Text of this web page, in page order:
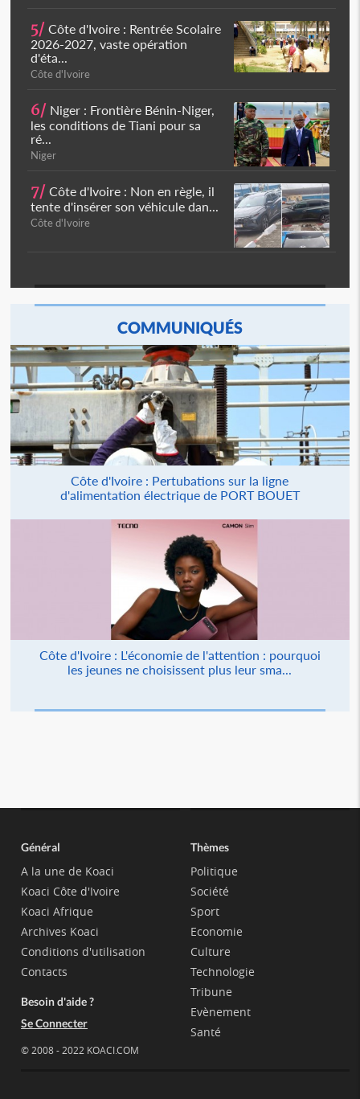
5/ Côte d'Ivoire : Rentrée Scolaire
2026-2027, vaste opération
d'éta...
Côte d'Ivoire
6/ Niger : Frontière Bénin-Niger,
les conditions de Tiani pour sa
ré...
Niger
7/ Côte d'Ivoire : Non en règle, il
tente d'insérer son véhicule dan...
Côte d'Ivoire
COMMUNIQUÉS
Côte d'Ivoire : Pertubations sur la ligne
d'alimentation électrique de PORT BOUET
Côte d'Ivoire : L'économie de l'attention : pourquoi
les jeunes ne choisissent plus leur sma...
Général
A la une de Koaci
Koaci Côte d'Ivoire
Koaci Afrique
Archives Koaci
Conditions d'utilisation
Contacts
Besoin d'aide ?
Se Connecter
© 2008 - 2022 KOACI.COM
Thèmes
Politique
Société
Sport
Economie
Culture
Technologie
Tribune
Evènement
Santé